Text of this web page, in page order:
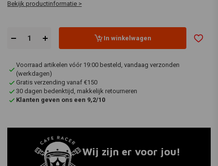
Bekijk productinformatie >
In winkelwagen
Voorraad artikelen vóór 19:00 besteld, vandaag verzonden
(werkdagen)
Gratis verzending vanaf €150
30 dagen bedenktijd, makkelijk retourneren
Klanten geven ons een 9,2/10
Wij zijn er voor jou!